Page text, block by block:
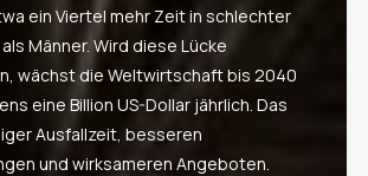
ein Viertel mehr Zeit in schlechter
Männer. Wird diese Lücke
wächst die Weltwirtschaft bis 2040
eine Billion US-Dollar jährlich. Das
Ausfallzeit, besseren
und wirksameren Angeboten.